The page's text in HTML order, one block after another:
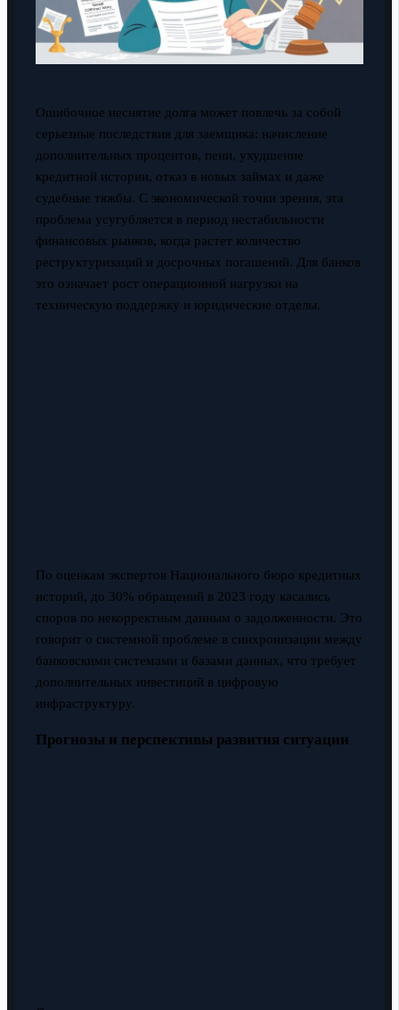
Ошибочное неснятие долга может повлечь за собой
серьезные последствия для заемщика: начисление
дополнительных процентов, пени, ухудшение
кредитной истории, отказ в новых займах и даже
судебные тяжбы. С экономической точки зрения, эта
проблема усугубляется в период нестабильности
финансовых рынков, когда растет количество
реструктуризаций и досрочных погашений. Для банков
это означает рост операционной нагрузки на
техническую поддержку и юридические отделы.
По оценкам экспертов Национального бюро кредитных
историй, до 30% обращений в 2023 году касались
споров по некорректным данным о задолженности. Это
говорит о системной проблеме в синхронизации между
банковскими системами и базами данных, что требует
дополнительных инвестиций в цифровую
инфраструктуру.
Прогнозы и перспективы развития ситуации